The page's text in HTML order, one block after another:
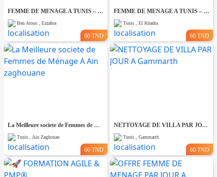
FEMME DE MENAGE A TUNIS – PAR JOUR A Ezzahra
Ben Arous , Ezzahra
60 TND
FEMME DE MENAGE A TUNIS – PAR JOUR A El khadhra
Tunis , El Khadra
60 TND
La Meilleure societe de Femmes de Ménage A Ain zaghouane
Tunis , Ain Zaghouan
60 TND
NETTOYAGE DE VILLA PAR JOUR A Gammarth
Tunis , Gammarth
60 TND